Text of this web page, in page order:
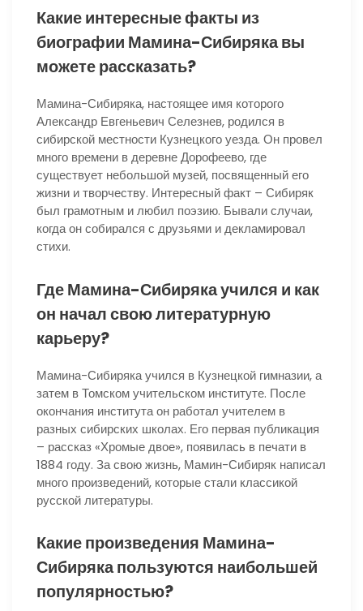
Какие интересные факты из
биографии Мамина-Сибиряка вы
можете рассказать?
Мамина-Сибиряка, настоящее имя которого
Александр Евгеньевич Селезнев, родился в
сибирской местности Кузнецкого уезда. Он провел
много времени в деревне Дорофеево, где
существует небольшой музей, посвященный его
жизни и творчеству. Интересный факт – Сибиряк
был грамотным и любил поэзию. Бывали случаи,
когда он собирался с друзьями и декламировал
стихи.
Где Мамина-Сибиряка учился и как
он начал свою литературную
карьеру?
Мамина-Сибиряка учился в Кузнецкой гимназии, а
затем в Томском учительском институте. После
окончания института он работал учителем в
разных сибирских школах. Его первая публикация
– рассказ «Хромые двое», появилась в печати в
1884 году. За свою жизнь, Мамин-Сибиряк написал
много произведений, которые стали классикой
русской литературы.
Какие произведения Мамина-
Сибиряка пользуются наибольшей
популярностью?